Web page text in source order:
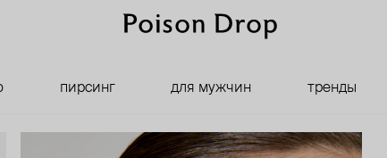
пирсинг для мужчин тренды